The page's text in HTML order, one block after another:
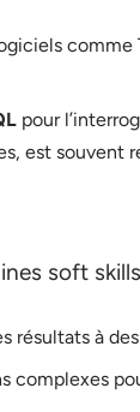
comme
pour
est souvent
soft
résultats à
complexes